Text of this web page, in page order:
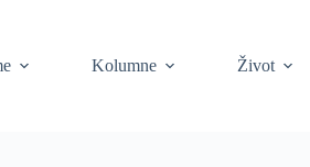
Kolumne Život